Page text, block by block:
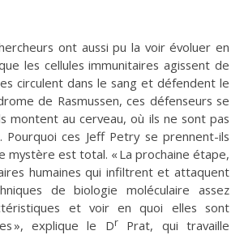
ont aussi pu la voir évoluer en
les cellules immunitaires agissent de
circulent dans le sang et défendent le
de Rasmussen, ces défenseurs se
montent au cerveau, où ils ne sont pas
ces Jeff Petry se prennent-ils
mystère est total. « La prochaine étape,
humaines qui infiltrent et attaquent
de biologie moléculaire assez
et voir en quoi elles sont
», explique le DrPrat, qui travaille